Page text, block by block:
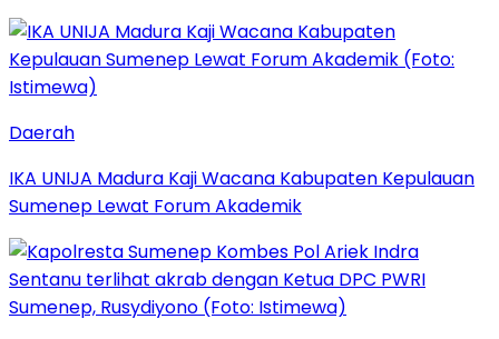
Daerah
IKA UNIJA Madura Kaji Wacana Kabupaten Kepulauan
Sumenep Lewat Forum Akademik